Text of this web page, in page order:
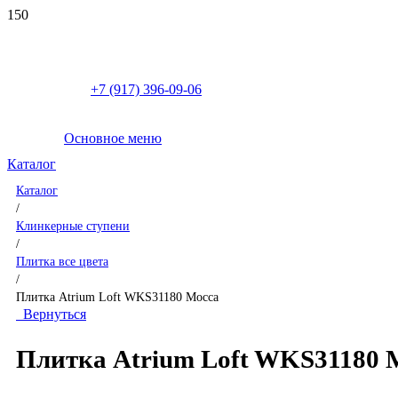
+7 (917) 396-09-06
Основное меню
Каталог
Каталог
/
Клинкерные ступени
/
Плитка все цвета
/
Плитка Atrium Loft WKS31180 Mocca
Вернуться
Плитка Atrium Loft WKS31180